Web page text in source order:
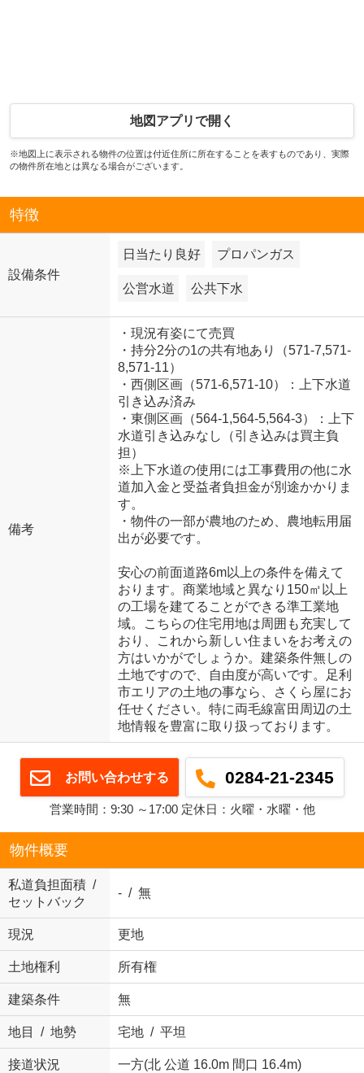
地図アプリで開く
※地図上に表示される物件の位置は付近住所に所在することを表すものであり、実際
の物件所在地とは異なる場合がございます。
特徴
設備条件
日当たり良好 プロパンガス
公営水道 公共下水
備考
・現況有姿にて売買
・持分2分の1の共有地あり（571-7,571-
8,571-11）
・西側区画（571-6,571-10）：上下水道
引き込み済み
・東側区画（564-1,564-5,564-3）：上下
水道引き込みなし（引き込みは買主負
担）
※上下水道の使用には工事費用の他に水
道加入金と受益者負担金が別途かかりま
す。
・物件の一部が農地のため、農地転用届
出が必要です。
安心の前面道路6m以上の条件を備えて
おります。商業地域と異なり150㎡以上
の工場を建てることができる準工業地
域。こちらの住宅用地は周囲も充実して
おり、これから新しい住まいをお考えの
方はいかがでしょうか。建築条件無しの
土地ですので、自由度が高いです。足利
市エリアの土地の事なら、さくら屋にお
任せください。特に両毛線富田周辺の土
地情報を豊富に取り扱っております。
お問い合わせする 0284-21-2345
営業時間：9:30 ～17:00 定休日：火曜・水曜・他
物件概要
私道負担面積 /
セットバック
- / 無
現況 更地
土地権利 所有権
建築条件 無
地目 / 地勢 宅地 / 平坦
接道状況 一方(北 公道 16.0m 間口 16.4m)